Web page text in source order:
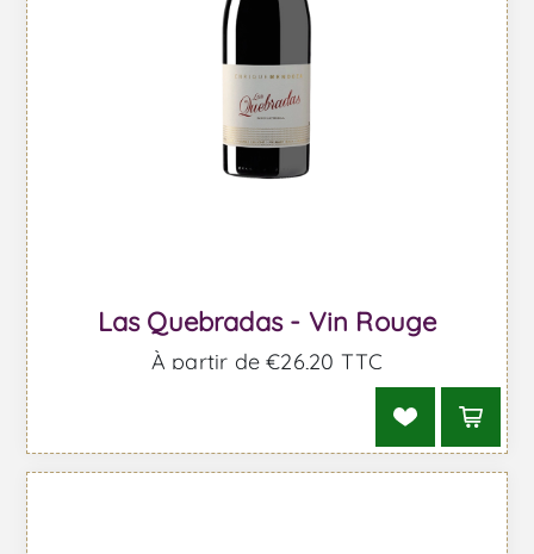
Las Quebradas - Vin Rouge
À partir de €26,20 TTC